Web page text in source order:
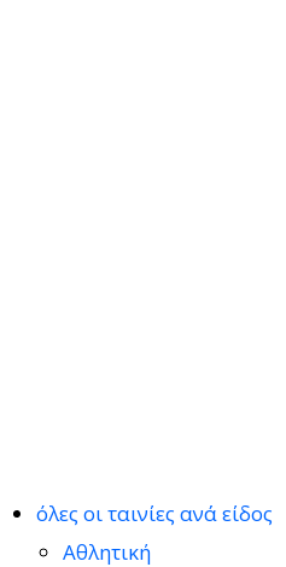
όλες οι ταινίες ανά είδος
Αθλητική